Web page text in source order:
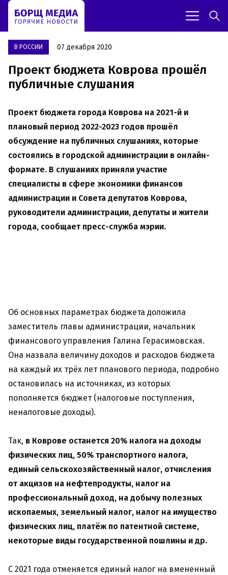
В РОССИИ 07 декабря 2020
Проект бюджета Коврова прошёл
публичные слушания
Проект бюджета города Коврова на 2021-й и
плановый период 2022-2023 годов прошёл
обсуждение на публичных слушаниях, которые
состоялись в городской администрации в онлайн-
формате. В слушаниях приняли участие
специалисты в сфере экономики финансов
администрации и Совета депутатов Коврова,
руководители администрации, депутаты и жители
города, сообщает пресс-служба мэрии.
Об основных параметрах бюджета доложила
заместитель главы администрации, начальник
финансового управления Галина Герасимовская.
Она назвала величину доходов и расходов бюджета
на каждый их трёх лет планового периода, подробно
остановилась на источниках, из которых
пополняется бюджет (налоговые поступления,
неналоговые доходы).
Так, в Коврове останется 20% налога на доходы
физических лиц, 50% транспортного налога,
единый сельскохозяйственный налог, отчисления
от акцизов на нефтепродукты, налог на
профессиональный доход, на добычу полезных
ископаемых, земельный налог, налог на имущество
физических лиц, платёж по патентной системе,
некоторые виды государственной пошлины и др.
С 2021 года отменяется единый налог на вмененный